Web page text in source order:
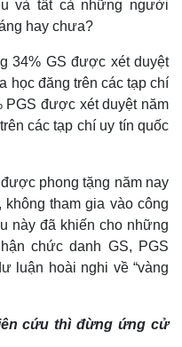
và tất cả những người
hay chưa?
34% GS được xét duyệt
học đăng trên các tạp chí
PGS được xét duyệt năm
các tạp chí uy tín quốc
phong tặng năm nay
tham gia vào công
này đã khiến cho những
chức danh GS, PGS
luận hoài nghi về “vàng
cứu thì đừng ứng cử